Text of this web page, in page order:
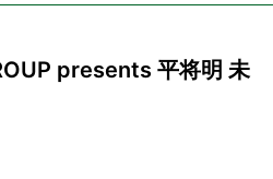
のか、次に来るトレンドは何
チして発信する5分間です。
presents 平将明 未